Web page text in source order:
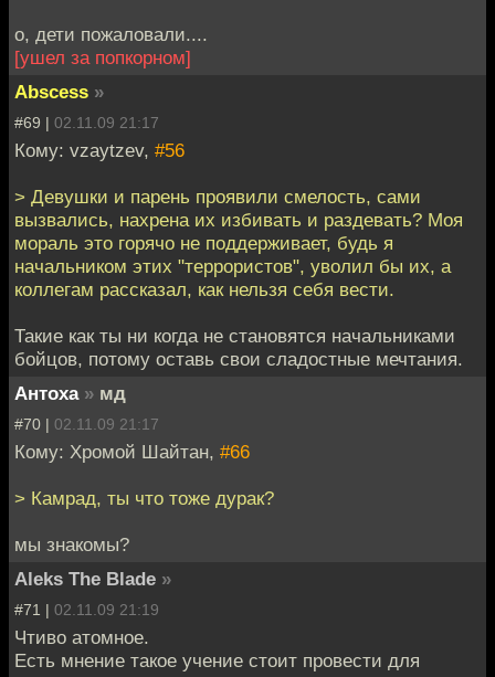
о, дети пожаловали....
[ушел за попкорном]
Abscess »
#69 | 02.11.09 21:17
Кому: vzaytzev, #56
> Девушки и парень проявили смелость, сами
вызвались, нахрена их избивать и раздевать? Моя
мораль это горячо не поддерживает, будь я
начальником этих "террористов", уволил бы их, а
коллегам рассказал, как нельзя себя вести.
Такие как ты ни когда не становятся начальниками
бойцов, потому оставь свои сладостные мечтания.
Антоха » мд
#70 | 02.11.09 21:17
Кому: Хромой Шайтан, #66
> Камрад, ты что тоже дурак?
мы знакомы?
Aleks The Blade »
#71 | 02.11.09 21:19
Чтиво атомное.
Есть мнение такое учение стоит провести для